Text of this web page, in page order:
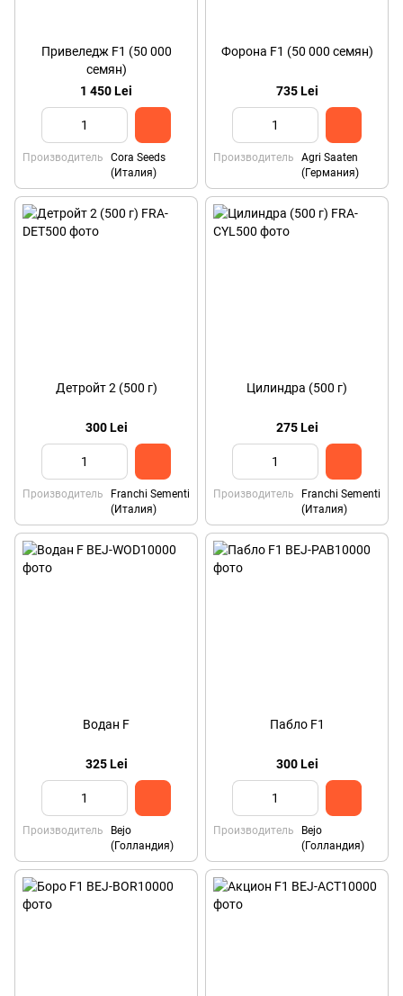
Привеледж F1 (50 000
семян)
1 450 Lei
Производитель
Cora Seeds
(Италия)
Форона F1 (50 000 семян)
735 Lei
Производитель
Agri Saaten
(Германия)
Детройт 2 (500 г)
300 Lei
Производитель
Franchi Sementi
(Италия)
Цилиндра (500 г)
275 Lei
Производитель
Franchi Sementi
(Италия)
Водан F
325 Lei
Производитель
Bejo
(Голландия)
Пабло F1
300 Lei
Производитель
Bejo
(Голландия)